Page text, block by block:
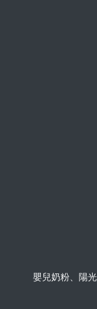
嬰兒奶粉、陽